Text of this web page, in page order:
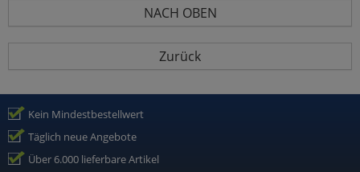
NACH OBEN
Zurück
Kein Mindestbestellwert
Täglich neue Angebote
Über 6.000 lieferbare Artikel